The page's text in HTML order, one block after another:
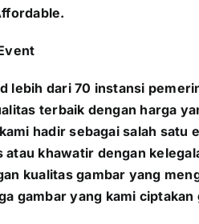
dari 70 instansi
terbaik dengan harga
hadir sebagai salah
khawatir dengan
kualitas gambar yang
gambar yang kami ciptakan